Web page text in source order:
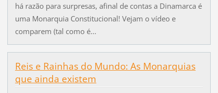
há razão para surpresas, afinal de contas a Dinamarca é
uma Monarquia Constitucional! Vejam o vídeo e
comparem (tal como é...
Reis e Rainhas do Mundo: As Monarquias
que ainda existem